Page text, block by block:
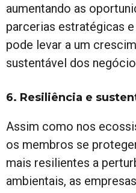
aumentando as
parcerias estratégicas
pode levar a um
sustentável dos
6. Resiliência e
Assim como nos
os membros se
mais resilientes a
ambientais, as